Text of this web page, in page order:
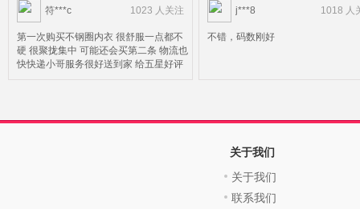
符***c 1023 人关注
第一次购买不钢圈内衣 很舒服一点都不
硬 很聚拢集中 可能还会买第二条 物流也
快快递小哥服务很好送到家 给五星好评
j***8 1018 人
不错，码数刚好
关于我们
关于我们
联系我们